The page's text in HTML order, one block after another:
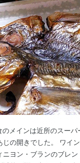
メインは近所のスーパ
じの開きでした。 ワイ
ニヨン・ブランのブレ